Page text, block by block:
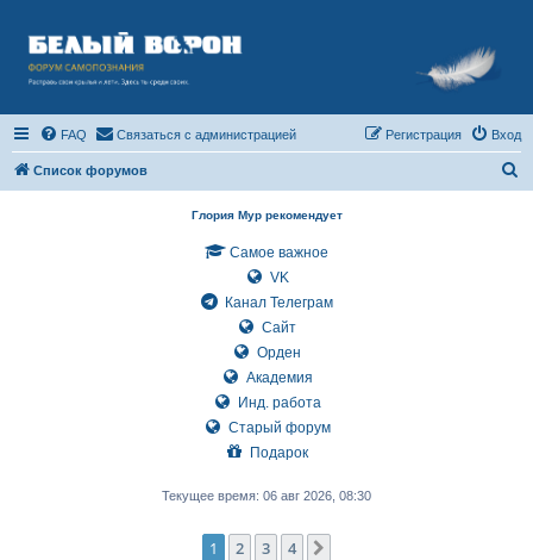
FAQ Связаться с администрацией Вход
Регистрация
Список форумов
Глория Мур рекомендует
Самое важное
VK
Канал Телеграм
Сайт
Орден
Академия
Инд. работа
Старый форум
Подарок
Текущее время: 06 авг 2026, 08:30
1 2 3 4